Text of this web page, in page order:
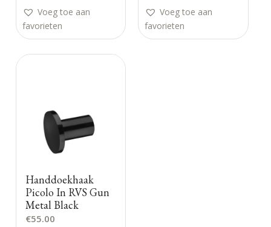
Voeg toe aan
favorieten
Voeg toe aan
favorieten
Handdoekhaak
Picolo In RVS Gun
Metal Black
€55.00